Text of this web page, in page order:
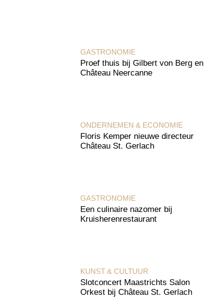
GASTRONOMIE
Proef thuis bij Gilbert von Berg en
Château Neercanne
ONDERNEMEN & ECONOMIE
Floris Kemper nieuwe directeur
Château St. Gerlach
GASTRONOMIE
Een culinaire nazomer bij
Kruisherenrestaurant
KUNST & CULTUUR
Slotconcert Maastrichts Salon
Orkest bij Château St. Gerlach